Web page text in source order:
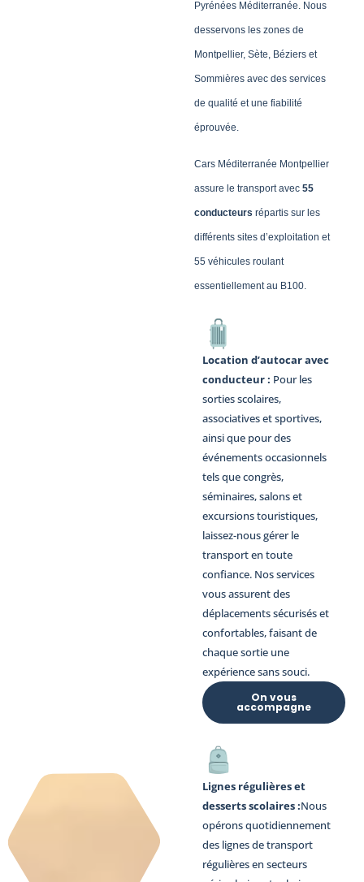
Pyrénées Méditerranée. Nous
desservons les zones de
Montpellier, Sète, Béziers et
Sommières avec des services
de qualité et une fiabilité
éprouvée.
Cars Méditerranée Montpellier
assure le transport avec 55
conducteurs répartis sur les
différents sites d’exploitation et
55 véhicules roulant
essentiellement au B100.
Location d’autocar avec
conducteur : Pour les
sorties scolaires,
associatives et sportives,
ainsi que pour des
événements occasionnels
tels que congrès,
séminaires, salons et
excursions touristiques,
laissez-nous gérer le
transport en toute
confiance. Nos services
vous assurent des
déplacements sécurisés et
confortables, faisant de
chaque sortie une
expérience sans souci.
On vous
accompagne
Lignes régulières et
desserts scolaires :Nous
opérons quotidiennement
des lignes de transport
régulières en secteurs